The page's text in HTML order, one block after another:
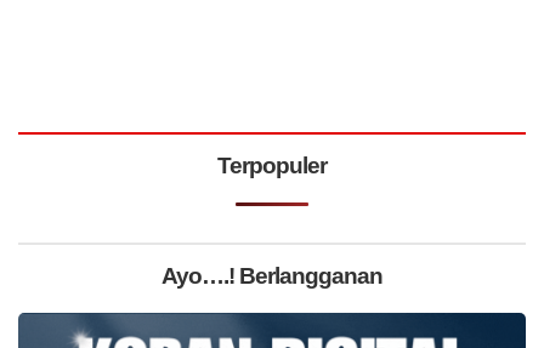
Terpopuler
Ayo….! Berlangganan